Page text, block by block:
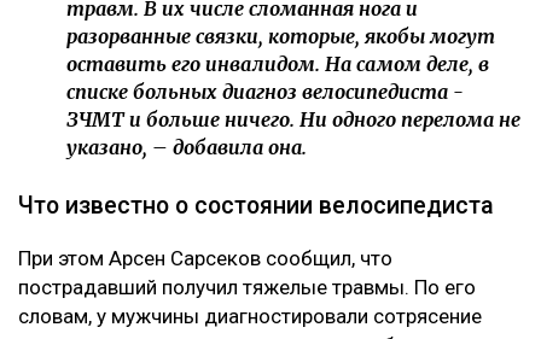
травм. В их числе сломанная нога и
разорванные связки, которые, якобы могут
оставить его инвалидом. На самом деле, в
списке больных диагноз велосипедиста -
ЗЧМТ и больше ничего. Ни одного перелома не
указано, – добавила она.
Что известно о состоянии велосипедиста
При этом Арсен Сарсеков сообщил, что
пострадавший получил тяжелые травмы. По его
словам, у мужчины диагностировали сотрясение